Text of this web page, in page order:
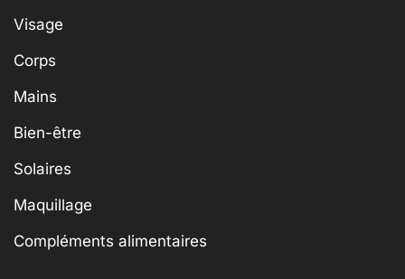
Visage
Corps
Mains
Bien-être
Solaires
Maquillage
Compléments alimentaires